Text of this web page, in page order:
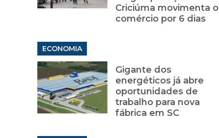
Criciúma movimenta o
comércio por 6 dias
ECONOMIA
Gigante dos
energéticos já abre
oportunidades de
trabalho para nova
fábrica em SC